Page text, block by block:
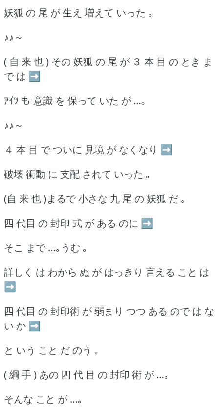
妖狐 の 尾 が 生え 増えて いった ｡
♪♪～
( 自 来 也 ) その 妖狐 の 尾 が ３ 本 目 の とき ま
で は ➡
ｱｲﾂ も 意識 を 保って いた が …｡
♪♪～
４ 本 目 で ついに 見境 が なくなり ➡
破壊 衝動 に 支配 されて いった ｡
(自 来 也 )まるで 小さな 九 尾 の 妖狐 だ ｡
四 代目 の 封印 式 が ある のに ➡
そこ まで …｡うむ ｡
詳しく は わから ぬ が はっきり 言える こと は
➡
四 代目 の 封印術 が 弱まり つつ ある ので は な
い か ➡
と いう こと だ のう ｡
( 綱 手 ) あの 四 代 目 の 封印 術 が …｡
そんな こと が …｡